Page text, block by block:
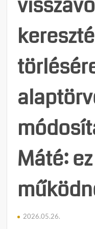
Máté:
2026.05.26.